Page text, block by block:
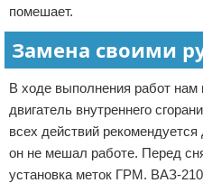
помешает.
Замена своими
В ходе выполнения работ нам
двигатель внутреннего
всех действий
он не мешал работе. Перед
установка меток ГРМ. ВАЗ-